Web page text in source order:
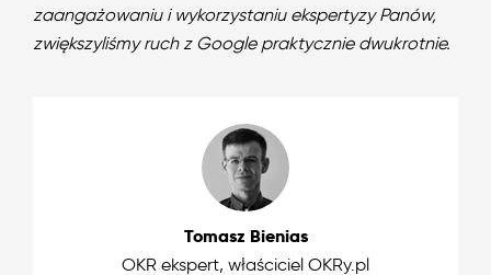
zaangażowaniu i wykorzystaniu ekspertyzy Panów,
zwiększyliśmy ruch z Google praktycznie dwukrotnie.
Tomasz Bienias
OKR ekspert, właściciel OKRy.pl